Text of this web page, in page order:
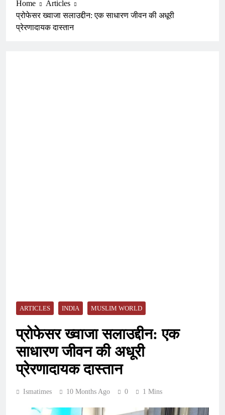
Home
Articles
प्रोफेसर ख्वाजा सलाउद्दीन: एक साधारण जीवन की अधूरी
प्रेरणादायक दास्तान
ARTICLES INDIA MUSLIM WORLD
प्रोफेसर ख्वाजा सलाउद्दीन: एक
साधारण जीवन की अधूरी
प्रेरणादायक दास्तान
Ismatimes 10 Months Ago 0 1 Mins